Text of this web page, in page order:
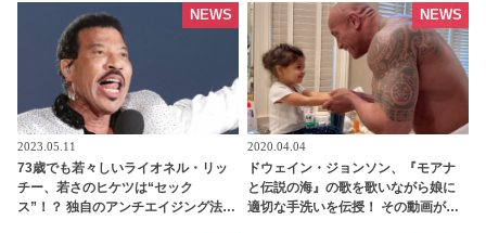
欠席についても言及 - tvgroove
2023.05.11
73歳でも若々しいライオネル・リッ
チー、若さのヒケツは“セック
ス”！？ 独自のアンチエイジング法を
NEWS
2020.04.04
ドウェイン・ジョンソン、『モアナ
と伝説の海』の歌を歌いながら娘に
適切な手洗いを伝授！ その動画がカ
NEWS